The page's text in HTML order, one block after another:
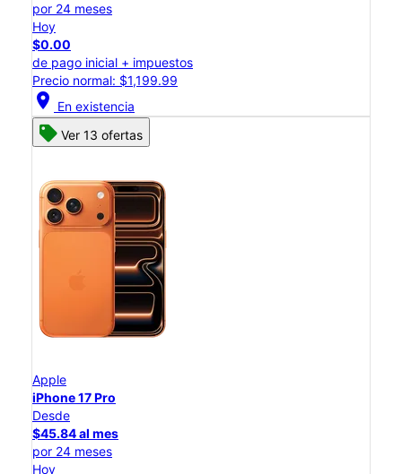
por 24 meses
Hoy
$0.00
de pago inicial + impuestos
Precio normal: $1,199.99
location_on En existencia
Ver 13 ofertas
Apple
iPhone 17 Pro
Desde
$45.84 al mes
por 24 meses
Hoy